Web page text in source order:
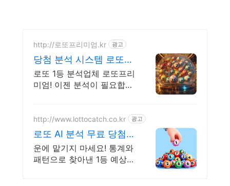
http://로또프리미엄.kr 광고
당첨 분석 시스템 로또번
호 분석업체
로또 1등 분석업체 로또프리
미엄! 이젠 분석이 필요합니
http://www.lottocatch.co.kr 광고
로또 AI 분석 무료 당첨
결과로 입증한 분석기술!
운에 맡기지 마세요! 통계와
패턴으로 찾아낸 1등 예상번